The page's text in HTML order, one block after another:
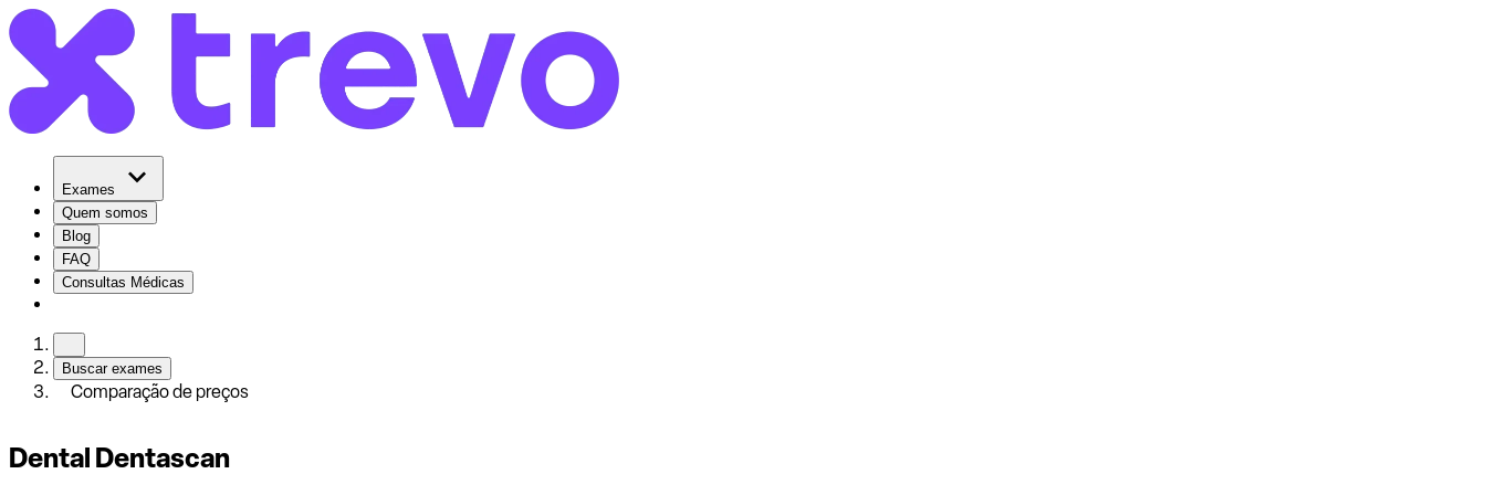
Exames
Quem somos
Blog
FAQ
Consultas Médicas
Buscar exames
Comparação de preços
Dental Dentascan